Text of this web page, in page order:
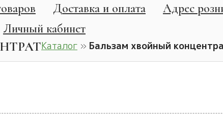
Доставка и оплата Адрес
Личный кабинет
Каталог » Бальзам хвойный